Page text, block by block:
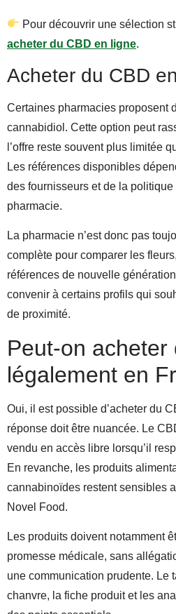
Pour découvrir une sélection
acheter du CBD en ligne.
Acheter du CBD
Certaines pharmacies proposent
cannabidiol. Cette option peut
l’offre reste souvent plus limitée
Les références disponibles
des fournisseurs et de la
pharmacie.
La pharmacie n’est donc pas
complète pour comparer les
références de nouvelle
convenir à certains profils qui
de proximité.
Peut-on acheter
légalement en
Oui, il est possible d’acheter du
réponse doit être nuancée. Le
vendu en accès libre lorsqu’il
En revanche, les produits
cannabinoïdes restent sensibles
Novel Food.
Les produits doivent notamment
promesse médicale, sans
une communication prudente. Le
chanvre, la fiche produit et les